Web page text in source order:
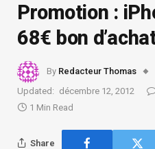
Promotion :
68€ bon
By Redacteur Thomas
Updated: décembre 12, 2012
1 Min Read
Share